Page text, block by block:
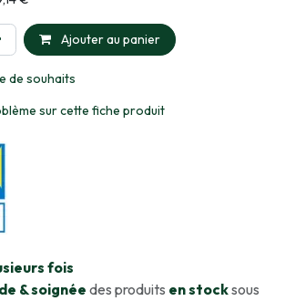
Ajouter au panier
de souhaits
sur cette fiche produit
fois
& soignée des produits en stocksous